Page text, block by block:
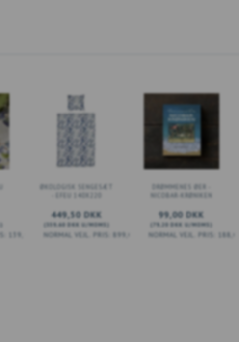
139,00 DKK
ØKOLOGISK SENGESÆT
- EFEU 140X220
449,50 DKK
359,60 DKK U/MOMS
899,00 DKK
DRØMMENES ØER -
NICOBAR-KRØNIKEN
99,00 DKK
79,20 DKK U/MOMS